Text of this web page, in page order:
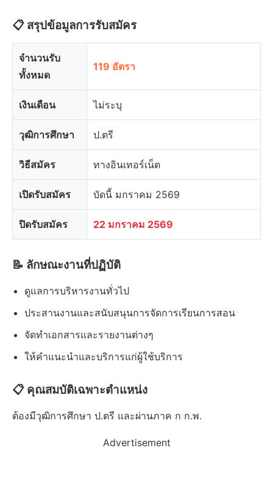
📋 สรุปข้อมูลการรับสมัคร
จำนวนรับ
ทั้งหมด
119 อัตรา
เงินเดือน ไม่ระบุ
วุฒิการศึกษา ป.ตรี
วิธีสมัคร ทางอินเทอร์เน็ต
เปิดรับสมัคร บัดนี้ มกราคม 2569
ปิดรับสมัคร 22 มกราคม 2569
📝 ลักษณะงานที่ปฏิบัติ
ดูแลการบริหารงานทั่วไป
ประสานงานและสนับสนุนการจัดการเรียนการสอน
จัดทำเอกสารและรายงานต่างๆ
ให้คำแนะนำและบริการแก่ผู้ใช้บริการ
📋 คุณสมบัติเฉพาะตำแหน่ง
ต้องมีวุฒิการศึกษา ป.ตรี และผ่านภาค ก ก.พ.
Advertisement